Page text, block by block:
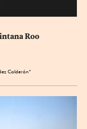
Roo
Calderón*